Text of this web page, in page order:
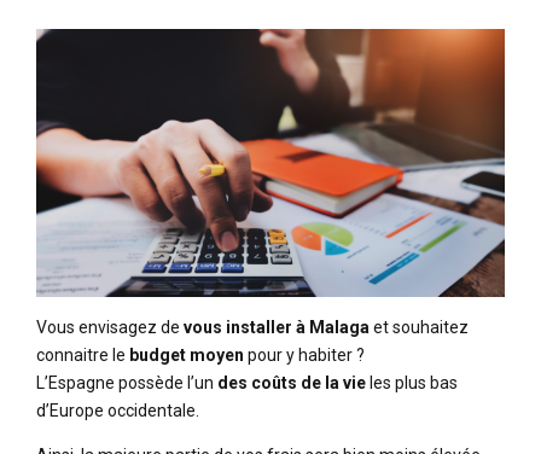
Vous envisagez de vous installer à Malagaet souhaitez
connaitre le budget moyen pour y habiter ?
L’Espagne possède l’un des coûts de la vie les plus bas
d’Europe occidentale.